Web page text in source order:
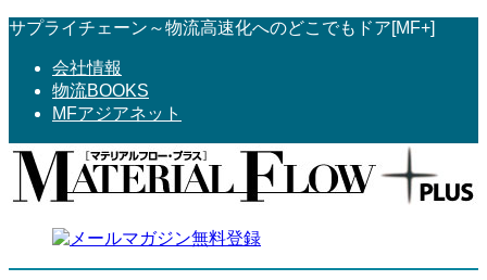
コ
へ
ス
ナ
ョ
ン
サプライチェーン～物流高速化へのどこでもドア[MF+]
会社情報
物流BOOKS
MFアジアネット